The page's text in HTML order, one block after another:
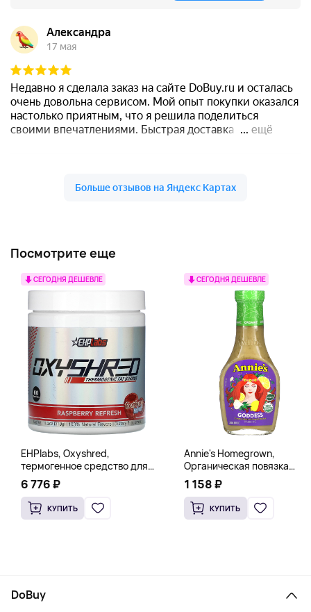
Посмотрите еще
СЕГОДНЯ ДЕШЕВЛЕ
EHPlabs, Oxyshred,
термогенное средство для
сжигания жира, малиновое
освежение, 318 г (11,2 унции)
6 776 ₽
КУПИТЬ
СЕГОДНЯ ДЕШЕВЛЕ
Annie's Homegrown,
Органическая повязка
«Богиня», 236 мл (8 жидк.
унц.)
1 158 ₽
КУПИТЬ
DoBuy